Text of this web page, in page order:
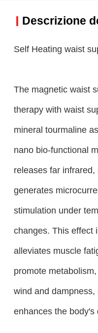
Descrizione
Self Heating waist
The magnetic waist
therapy with waist
mineral tourmaline
nano bio-functional
releases far
generates
stimulation under
changes. This effect
alleviates muscle
promote
wind and
enhances the body's